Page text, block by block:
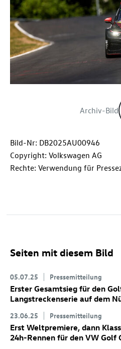
Archiv-Bild
Bild-Nr: DB2025AU00946
Copyright: Volkswagen AG
Rechte: Verwendung für
Seiten mit diesem Bild
05.07.25 Pressemitteilung
Erster Gesamtsieg für den
Langstreckenserie auf dem
23.06.25 Pressemitteilung
Erst Weltpremiere, dann
24h-Rennen für den VW Golf